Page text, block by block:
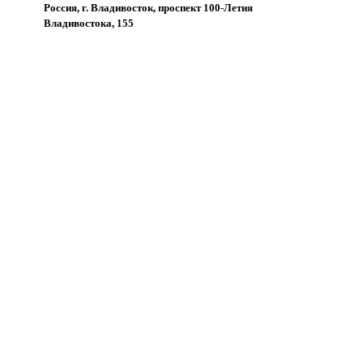
Россия, г. Владивосток, проспект 100-Летия
Владивостока, 155